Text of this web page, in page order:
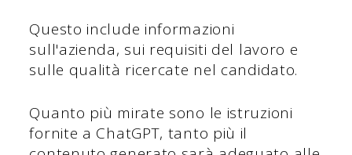
Questo include informazioni
sull'azienda, sui requisiti del lavoro e
sulle qualità ricercate nel candidato.
Quanto più mirate sono le istruzioni
fornite a ChatGPT, tanto più il